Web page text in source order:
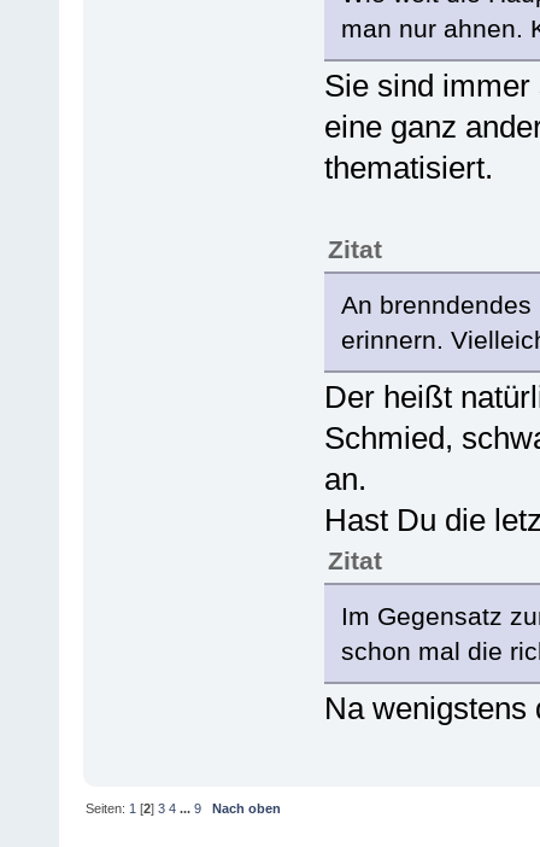
man nur ahnen.
Sie sind
eine ganz
thematisiert.
Zitat
An
erinnern.
Der heißt
Schmied,
an.
Hast Du die
Zitat
Im Gegensatz
schon mal die
Na wenigstens
Seiten: 1 [2]3 4 ...9 Nach oben